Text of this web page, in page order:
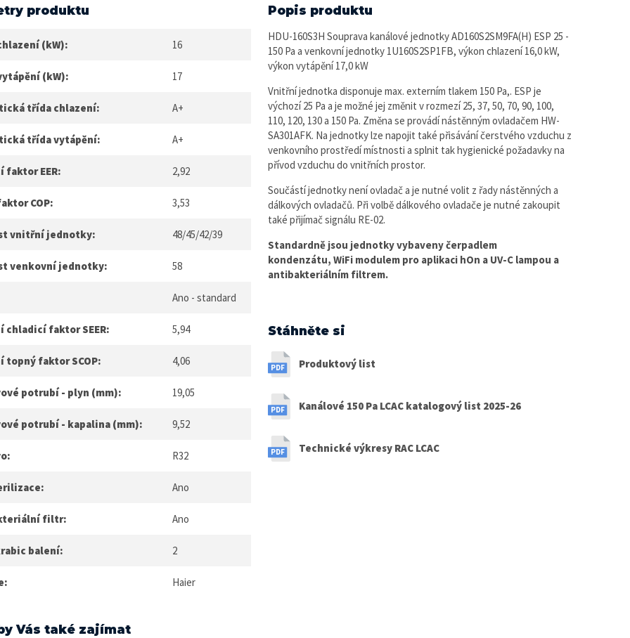
produktu
(kW): 16
(kW): 17
třída chlazení: A+
třída vytápění: A+
faktor EER: 2,92
COP: 3,53
vnitřní jednotky: 48/45/42/39
venkovní jednotky: 58
Ano - standard
chladicí faktor SEER: 5,94
topný faktor SCOP: 4,06
potrubí - plyn (mm): 19,05
potrubí - kapalina (mm): 9,52
R32
Ano
filtr: Ano
balení: 2
Haier
Popis produktu
HDU-160S3H Souprava kanálové jednotky AD160S2SM9FA(H) ESP 25 -
150 Pa a venkovní jednotky 1U160S2SP1FB, výkon chlazení 16,0 kW,
výkon vytápění 17,0 kW
Vnitřní jednotka disponuje max. externím tlakem 150 Pa,. ESP je
výchozí 25 Pa a je možné jej změnit v rozmezí 25, 37, 50, 70, 90, 100,
110, 120, 130 a 150 Pa. Změna se provádí nástěnným ovladačem HW-
SA301AFK. Na jednotky lze napojit také přisávání čerstvého vzduchu z
venkovního prostředí místnosti a splnit tak hygienické požadavky na
přívod vzduchu do vnitřních prostor.
Součástí jednotky není ovladač a je nutné volit z řady nástěnných a
dálkových ovladačů. Při volbě dálkového ovladače je nutné zakoupit
také přijímač signálu RE-02.
Standardně jsou jednotky vybaveny čerpadlem
kondenzátu,WiFi modulem pro aplikaci hOn a UV-C lampou a
antibakteriálním filtrem.
Stáhněte si
Produktový list
Kanálové 150 Pa LCAC katalogový list 2025-26
Technické výkresy RAC LCAC
Vás také zajímat